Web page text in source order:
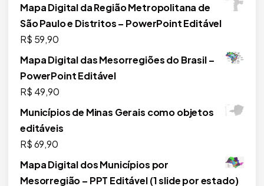
Mapa Digital da Região Metropolitana de
São Paulo e Distritos – PowerPoint Editável
R$ 59,90
Mapa Digital das Mesorregiões do Brasil –
PowerPoint Editável
R$ 49,90
Municípios de Minas Gerais como objetos
editáveis
R$69,90
Mapa Digital dos Municípios por
Mesorregião – PPT Editável (1 slide por estado)